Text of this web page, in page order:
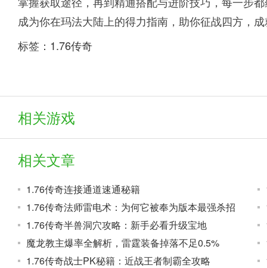
成为你在玛法大陆上的得力指南，助你征战四方，
标签： 1.76传奇
相关游戏
相关文章
1.76传奇连接通道速通秘籍
1.76传奇法师雷电术：为何它被奉为版本最强杀招
1.76传奇半兽洞穴攻略：新手必看升级宝地
魔龙教主爆率全解析，雷霆装备掉落不足0.5%
1.76传奇战士PK秘籍：近战王者制霸全攻略